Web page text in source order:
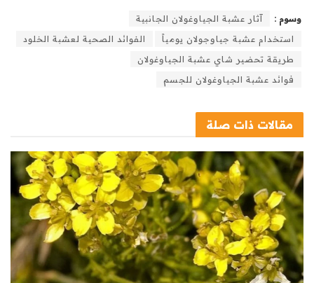
وسوم :
آثار عشبة الجياوغولان الجانبية
استخدام عشبة جياوجولان يومياً
الفوائد الصحية لعشبة الخلود
طريقة تحضير شاي عشبة الجياوغولان
فوائد عشبة الجياوغولان للجسم
مقالات ذات صلة